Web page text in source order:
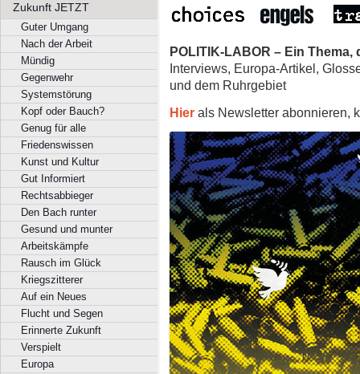
Zukunft JETZT
Guter Umgang
Nach der Arbeit
Mündig
Gegenwehr
Systemstörung
Kopf oder Bauch?
Genug für alle
Friedenswissen
Kunst und Kultur
Gut Informiert
Rechtsabbieger
Den Bach runter
Gesund und munter
Arbeitskämpfe
Rausch im Glück
Kriegszitterer
Auf ein Neues
Flucht und Segen
Erinnerte Zukunft
Verspielt
Europa
POLITIK-LABOR – Ein
Interviews, Europa-Artikel,
und dem Ruhrgebiet
Hier als Newsletter abonnieren,